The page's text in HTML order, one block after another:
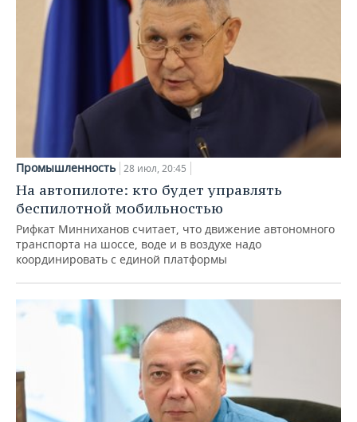
Промышленность 28 июл, 20:45
На автопилоте: кто будет управлять
беспилотной мобильностью
Рифкат Минниханов считает, что движение автономного
транспорта на шоссе, воде и в воздухе надо
координировать с единой платформы